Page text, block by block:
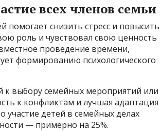
всех членов семьи
помогает снизить стресс и повысить
роль и чувствовал свою ценность
проведение времени,
формированию психологического
к выбору семейных мероприятий или
к конфликтам и лучшая адаптация
участие детей в семейных делах
— примерно на 25%.